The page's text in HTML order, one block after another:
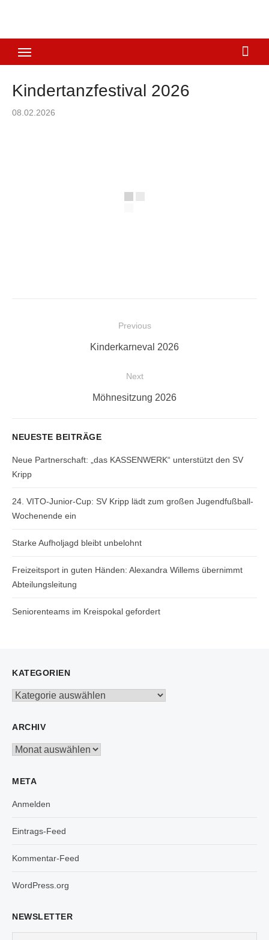
Kindertanzfestival 2026
Posted
08.02.2026
Beitragsnavigation
Previous
Previous
Kinderkarneval 2026
Next
Next
Möhnesitzung 2026
NEUESTE BEITRÄGE
Neue Partnerschaft: „das KASSENWERK“ unterstützt den SV
Kripp
24. VITO-Junior-Cup: SV Kripp lädt zum großen Jugendfußball-
Wochenende ein
Starke Aufholjagd bleibt unbelohnt
Freizeitsport in guten Händen: Alexandra Willems übernimmt
Abteilungsleitung
Seniorenteams im Kreispokal gefordert
KATEGORIEN
Kategorien
ARCHIV
Archiv
META
Anmelden
Eintrags-Feed
Kommentar-Feed
WordPress.org
NEWSLETTER